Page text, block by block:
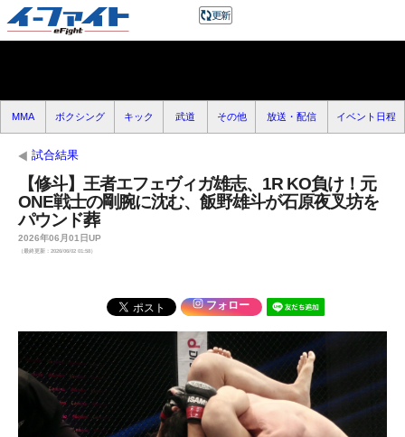
MMA ボクシング キック 武道 その他 放送・配信 イベント日程
試合結果
【修斗】王者エフェヴィガ雄志、1R KO負け！元
ONE戦士の剛腕に沈む、飯野雄斗が石原夜叉坊を
パウンド葬
2026年06月01日UP
（最終更新：2026/06/02 01:58）
フォロー